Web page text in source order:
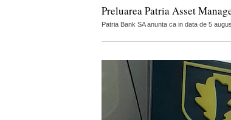
Preluarea Patria Asset
Patria Bank SA anunta ca in data de 5